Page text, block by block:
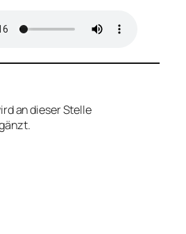
an dieser Stelle